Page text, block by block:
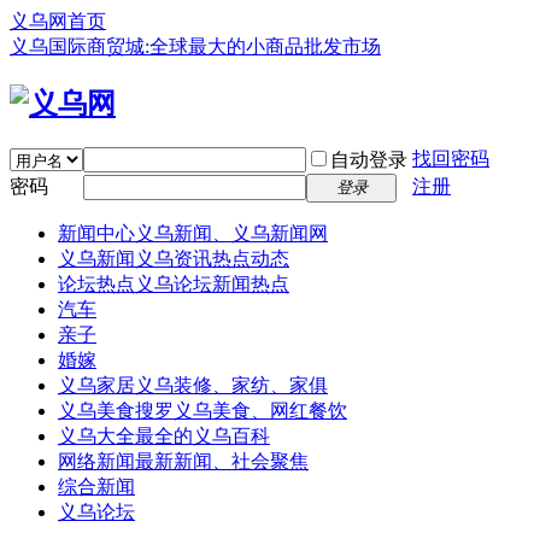
义乌网首页
义乌国际商贸城:全球最大的小商品批发市场
自动登录 找回密码
密码
登录 注册
新闻中心义乌新闻、义乌新闻网
义乌新闻 义乌资讯热点动态
论坛热点 义乌论坛新闻热点
汽车
亲子
婚嫁
义乌家居义乌装修、家纺、家俱
义乌美食搜罗义乌美食、网红餐饮
义乌大全最全的义乌百科
网络新闻最新新闻、社会聚焦
综合新闻
义乌论坛